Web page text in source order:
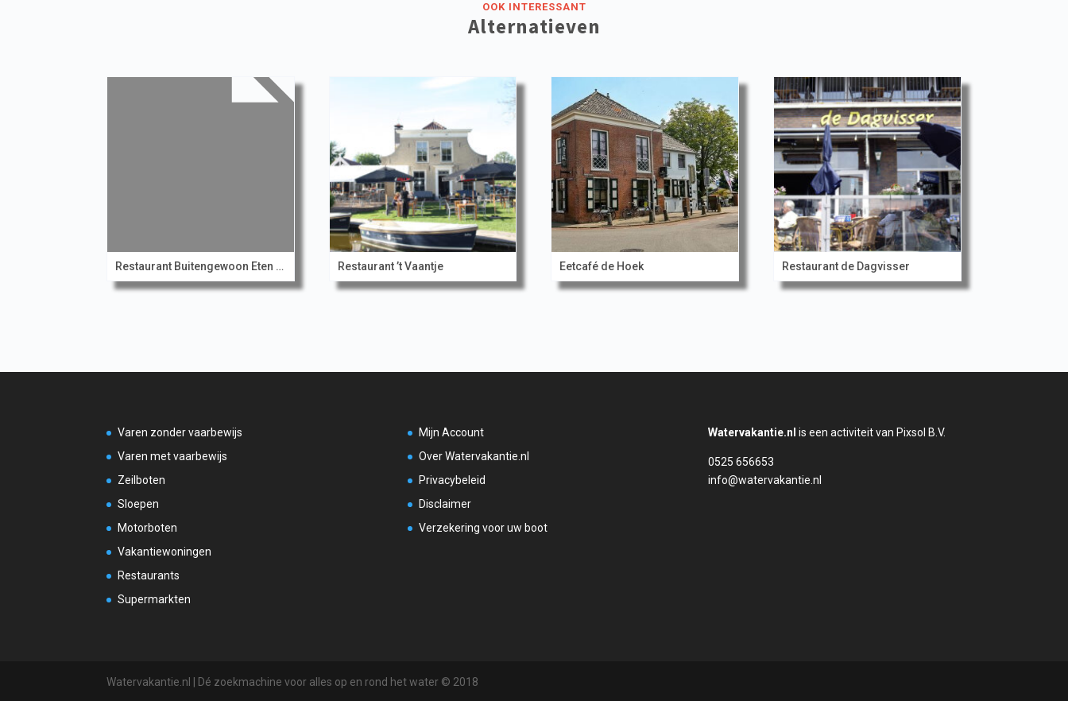
OOK INTERESSANT
Alternatieven
Restaurant Buitengewoon Eten en Drinken Restaurant ’t Vaantje Eetcafé de Hoek Restaurant de Dagvisser
Varen zonder vaarbewijs
Varen met vaarbewijs
Zeilboten
Sloepen
Motorboten
Vakantiewoningen
Restaurants
Supermarkten
Mijn Account
Over Watervakantie.nl
Privacybeleid
Disclaimer
Verzekering voor uw boot
Watervakantie.nl is een activiteit van Pixsol B.V.
0525 656653
info@watervakantie.nl
Watervakantie.nl | Dé zoekmachine voor alles op en rond het water © 2018